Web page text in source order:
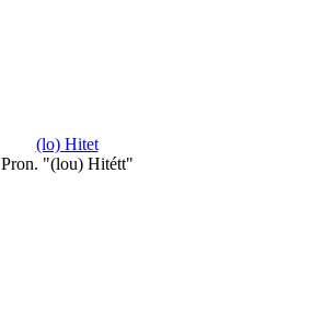
(lo) Hitet
Pron. "(lou) Hitétt"